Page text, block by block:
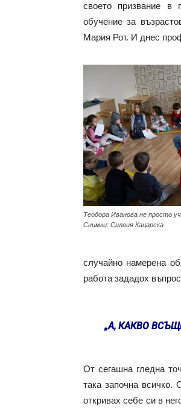
своето призвание в
обучение за
Мария Рот. И днес
Теодора Иванова не просто
Снимки: Силвия Кацарска
случайно намерена
работа зададох
„А, КАКВО
От сегашна гледна
така започна всичко.
откривах себе си в